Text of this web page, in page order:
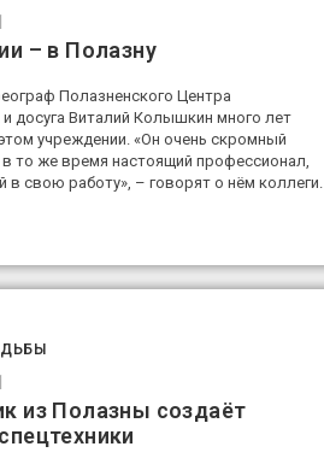
– в Полазну
Полазненского Центра
досуга Виталий Колышкин много лет
учреждении. «Он очень скромный
то же время настоящий профессионал,
в свою работу», – говорят о нём коллеги.
из Полазны создаёт